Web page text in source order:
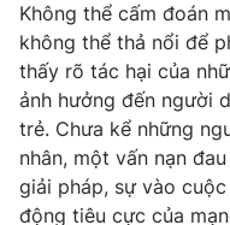
Cơ quan báo chí: Thời
Giấy phép hoạt động báo
cấp ngày 29/12/2023
Tổng Biên tập:Vũ Thanh
Phó Tổng Biên tập:
Nguyễn Trọng Ninh
Tổng đài VTV:
024.38
Không thể cấm đoán
không thể thả nổi để
thấy rõ tác hại của
ảnh hưởng đến người
trẻ. Chưa kể những
nhân, một vấn nạn
giải pháp, sự vào
động tiêu cực của